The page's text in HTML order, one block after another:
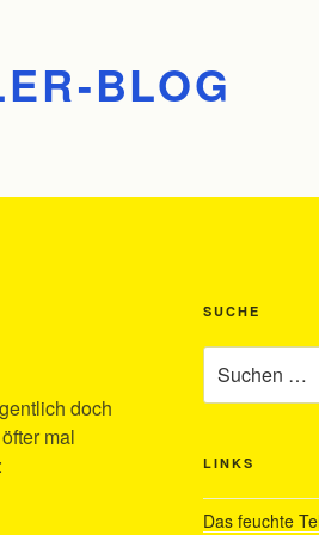
BLOG
doch
mal
SUCHE
nach:
LINKS
Das feuchte